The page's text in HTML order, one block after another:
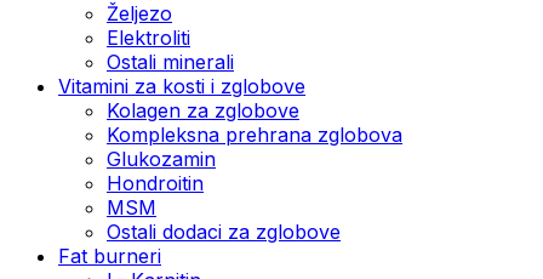
Željezo
Elektroliti
Ostali minerali
Vitamini za kosti i zglobove
Kolagen za zglobove
Kompleksna prehrana zglobova
Glukozamin
Hondroitin
MSM
Ostali dodaci za zglobove
Fat burneri